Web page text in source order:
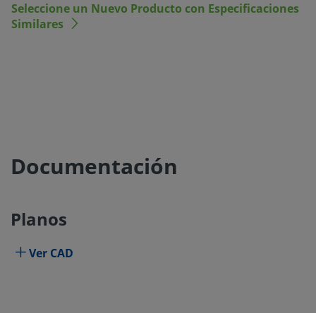
Seleccione un Nuevo Producto con Especificaciones
Similares
Documentación
Planos
Ver CAD